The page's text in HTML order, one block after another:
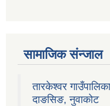
सामाजिक संन्जाल
तारकेश्वर
दाङसिङ, नुवाकोट